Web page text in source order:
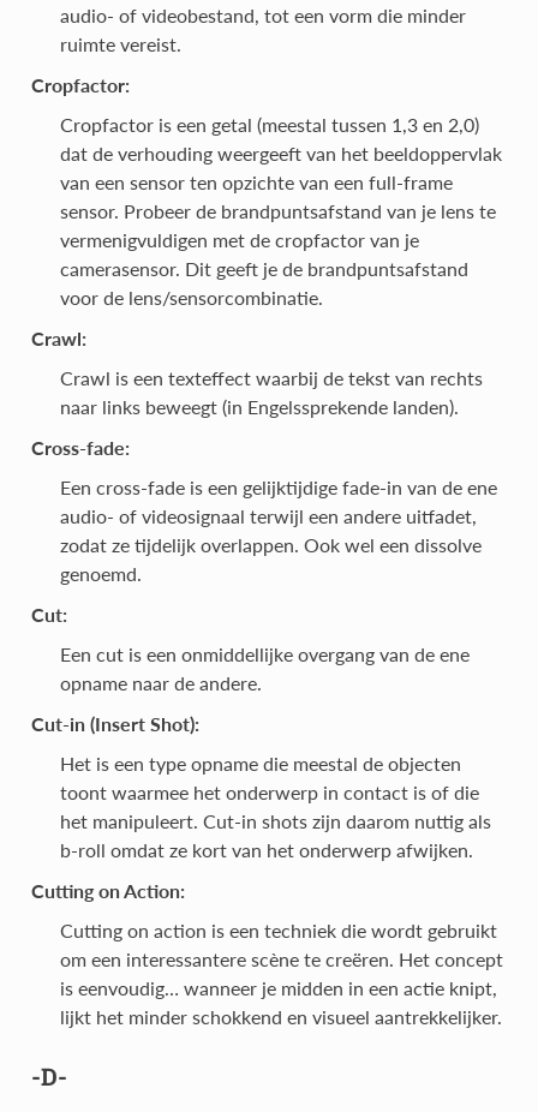
audio- of videobestand, tot een vorm die minder
ruimte vereist.
Cropfactor:
Cropfactor is een getal (meestal tussen 1,3 en 2,0)
dat de verhouding weergeeft van het beeldoppervlak
van een sensor ten opzichte van een full-frame
sensor. Probeer de brandpuntsafstand van je lens te
vermenigvuldigen met de cropfactor van je
camerasensor. Dit geeft je de brandpuntsafstand
voor de lens/sensorcombinatie.
Crawl:
Crawl is een texteffect waarbij de tekst van rechts
naar links beweegt (in Engelssprekende landen).
Cross-fade:
Een cross-fade is een gelijktijdige fade-in van de ene
audio- of videosignaal terwijl een andere uitfadet,
zodat ze tijdelijk overlappen. Ook wel een dissolve
genoemd.
Cut:
Een cut is een onmiddellijke overgang van de ene
opname naar de andere.
Cut-in (Insert Shot):
Het is een type opname die meestal de objecten
toont waarmee het onderwerp in contact is of die
het manipuleert. Cut-in shots zijn daarom nuttig als
b-roll omdat ze kort van het onderwerp afwijken.
Cutting on Action:
Cutting on action is een techniek die wordt gebruikt
om een interessantere scène te creëren. Het concept
is eenvoudig… wanneer je midden in een actie knipt,
lijkt het minder schokkend en visueel aantrekkelijker.
-D-